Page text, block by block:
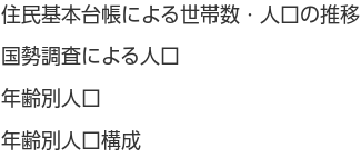
住民基本台帳による世帯数・人口の推移
国勢調査による人口
年齢別人口
年齢別人口構成